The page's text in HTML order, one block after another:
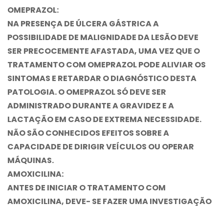
OMEPRAZOL:
NA PRESENÇA DE ÚLCERA GÁSTRICA A
POSSIBILIDADE DE MALIGNIDADE DA LESÃO DEVE
SER PRECOCEMENTE AFASTADA, UMA VEZ QUE O
TRATAMENTO COM OMEPRAZOL PODE ALIVIAR OS
SINTOMAS E RETARDAR O DIAGNÓSTICO DESTA
PATOLOGIA. O OMEPRAZOL SÓ DEVE SER
ADMINISTRADO DURANTE A GRAVIDEZ E A
LACTAÇÃO EM CASO DE EXTREMA NECESSIDADE.
NÃO SÃO CONHECIDOS EFEITOS SOBRE A
CAPACIDADE DE DIRIGIR VEÍCULOS OU OPERAR
MÁQUINAS.
AMOXICILINA:
ANTES DE INICIAR O TRATAMENTO COM
AMOXICILINA, DEVE- SE FAZER UMA INVESTIGAÇÃO